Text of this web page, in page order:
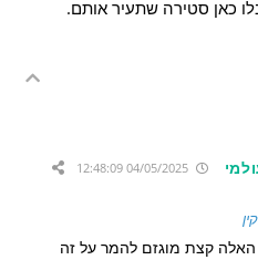
כאן סטירה שתעיר אותם.
04/05/2025 12:48:09
האלה קצת מוגזם להמר על זה